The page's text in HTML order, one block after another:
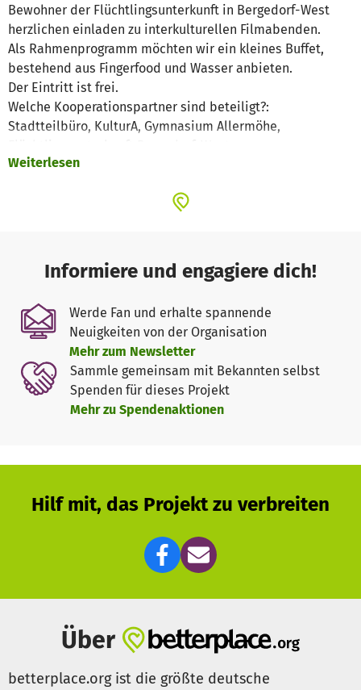
Bewohner der Flüchtlingsunterkunft in Bergedorf-West
herzlichen einladen zu interkulturellen Filmabenden.
Als Rahmenprogramm möchten wir ein kleines Buffet,
bestehend aus Fingerfood und Wasser anbieten.
Der Eintritt ist frei.
Welche Kooperationspartner sind beteiligt?:
Stadtteilbüro, KulturA, Gymnasium Allermöhe,
Was wir brauchen?
Druck, Film Lizenz, Öffentlichkeitsarbeit,
Gemeinsam mit Euch wollen wir helfen, eine offene
Willkommenskultur in Deutschland für Flüchtlingen zu
schaffen!
Weiterlesen
Informiere und engagiere dich!
Werde Fan und erhalte spannende
Neuigkeiten von der Organisation
Mehr zum Newsletter
Sammle gemeinsam mit Bekannten selbst
Spenden für dieses Projekt
Mehr zu Spendenaktionen
Hilf mit, das Projekt zu verbreiten
Über
betterplace.org ist die größte deutsche